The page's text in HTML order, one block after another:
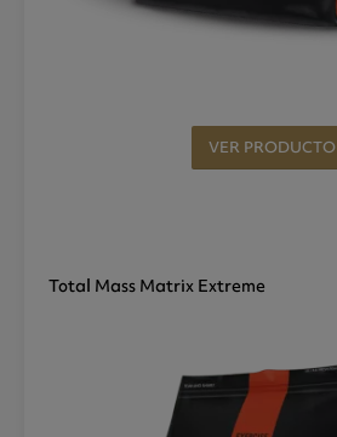
VER PRODUCTO
Total Mass Matrix Extreme